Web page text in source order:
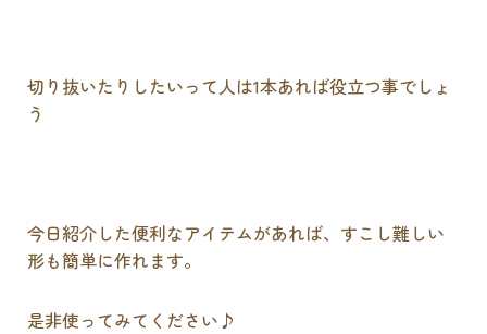
切り抜いたりしたいって人は1本あれば役立つ事でしょ
う
今日紹介した便利なアイテムがあれば、すこし難しい
形も簡単に作れます。
是非使ってみてください♪